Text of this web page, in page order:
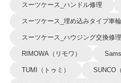
スーツケース_ハンドル修理
スーツケース_埋め込みタイプ車
スーツケース_ハウジング交換修理
RIMOWA（リモワ）
TUMI（トゥミ） SUNCO